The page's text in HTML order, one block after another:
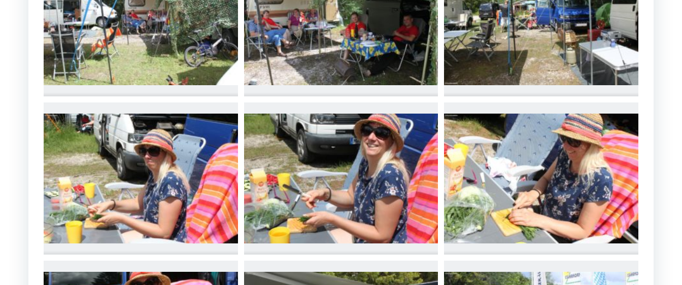
IMG_6773 IMG_6774 IMG_6775
IMG_6776 IMG_6777 IMG_6778